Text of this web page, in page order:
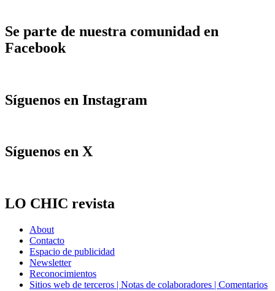
Se parte de nuestra comunidad en
Facebook
Síguenos en Instagram
Síguenos en X
LO CHIC revista
About
Contacto
Espacio de publicidad
Newsletter
Reconocimientos
Sitios web de terceros | Notas de colaboradores | Comentarios